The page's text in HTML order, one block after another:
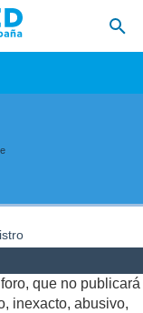
que no publicará
inexacto, abusivo,